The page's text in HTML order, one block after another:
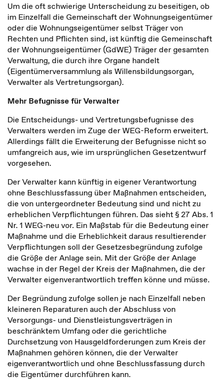
Um die oft schwierige Unterscheidung zu beseitigen, ob
im Einzelfall die Gemeinschaft der Wohnungseigentümer
oder die Wohnungseigentümer selbst Träger von
Rechten und Pflichten sind, ist künftig die Gemeinschaft
der Wohnungseigentümer (GdWE) Träger der gesamten
Verwaltung, die durch ihre Organe handelt
(Eigentümerversammlung als Willensbildungsorgan,
Verwalter als Vertretungsorgan).
Mehr Befugnisse für Verwalter
Die Entscheidungs- und Vertretungsbefugnisse des
Verwalters werden im Zuge der WEG-Reform erweitert.
Allerdings fällt die Erweiterung der Befugnisse nicht so
umfangreich aus, wie im ursprünglichen Gesetzentwurf
vorgesehen.
Der Verwalter kann künftig in eigener Verantwortung
ohne Beschlussfassung über Maßnahmen entscheiden,
die von untergeordneter Bedeutung sind und nicht zu
erheblichen Verpflichtungen führen. Das sieht § 27 Abs. 1
Nr. 1 WEG-neu vor. Ein Maßstab für die Bedeutung einer
Maßnahme und die Erheblichkeit daraus resultierender
Verpflichtungen soll der Gesetzesbegründung zufolge
die Größe der Anlage sein. Mit der Größe der Anlage
wachse in der Regel der Kreis der Maßnahmen, die der
Verwalter eigenverantwortlich treffen könne und müsse.
Der Begründung zufolge sollen je nach Einzelfall neben
kleineren Reparaturen auch der Abschluss von
Versorgungs- und Dienstleistungsverträgen in
beschränktem Umfang oder die gerichtliche
Durchsetzung von Hausgeldforderungen zum Kreis der
Maßnahmen gehören können, die der Verwalter
eigenverantwortlich und ohne Beschlussfassung durch
die Eigentümer durchführen kann.